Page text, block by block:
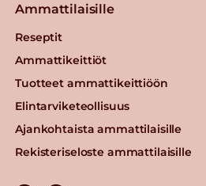
Ammattilaisille
Reseptit
Ammattikeittiöt
Tuotteet ammattikeittiöön
Elintarviketeollisuus
Ajankohtaista ammattilaisille
Rekisteriseloste ammattilaisille